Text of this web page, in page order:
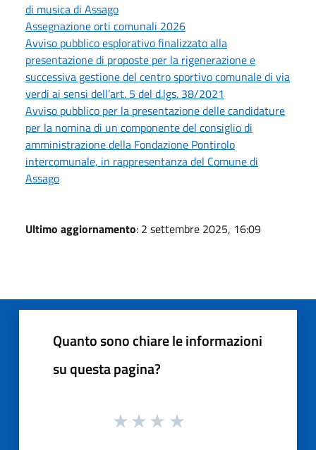
di musica di Assago
Assegnazione orti comunali 2026
Avviso pubblico esplorativo finalizzato alla
presentazione di proposte per la rigenerazione e
successiva gestione del centro sportivo comunale di via
verdi ai sensi dell’art. 5 del d.lgs. 38/2021
Avviso pubblico per la presentazione delle candidature
per la nomina di un componente del consiglio di
amministrazione della Fondazione Pontirolo
intercomunale, in rappresentanza del Comune di
Assago
Ultimo aggiornamento: 2 settembre 2025, 16:09
Quanto sono chiare le informazioni
su questa pagina?